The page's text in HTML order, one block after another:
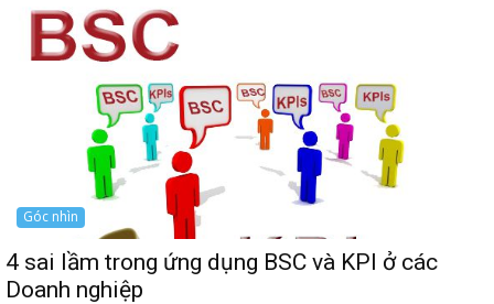
Góc nhìn
4 sai lầm trong ứng dụng BSC và KPI ở các
Doanh nghiệp